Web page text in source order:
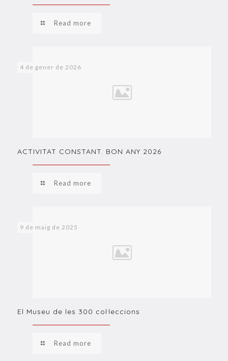
Read more
4 de gener de 2026
ACTIVITAT CONSTANT. BON ANY 2026
Read more
9 de maig de 2025
El Museu de les 300 col·leccions
Read more